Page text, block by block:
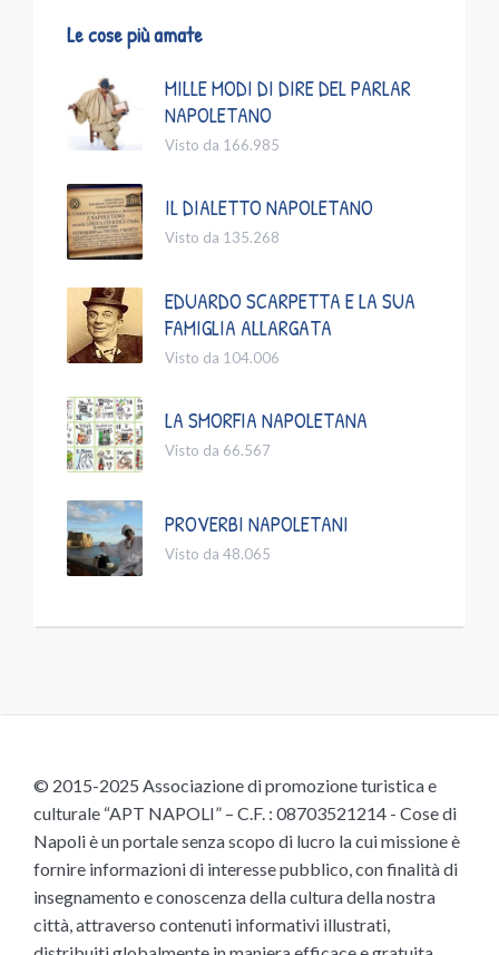
Le cose più amate
MILLE MODI DI DIRE DEL PARLAR
NAPOLETANO
Visto da 166.985
IL DIALETTO NAPOLETANO
Visto da 135.268
EDUARDO SCARPETTA E LA SUA
FAMIGLIA ALLARGATA
Visto da 104.006
LA SMORFIA NAPOLETANA
Visto da 66.567
PROVERBI NAPOLETANI
Visto da 48.065
© 2015-2025 Associazione di promozione turistica e
culturale “APT NAPOLI” – C.F. : 08703521214 - Cose di
Napoli è un portale senza scopo di lucro la cui missione è
fornire informazioni di interesse pubblico, con finalità di
insegnamento e conoscenza della cultura della nostra
città, attraverso contenuti informativi illustrati,